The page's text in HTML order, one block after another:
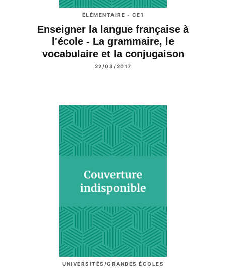
ÉLÉMENTAIRE - CE1
Enseigner la langue française à
l'école - La grammaire, le
vocabulaire et la conjugaison
22/03/2017
UNIVERSITÉS/GRANDES ÉCOLES